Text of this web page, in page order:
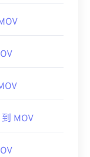
一種與線上遊
MOV